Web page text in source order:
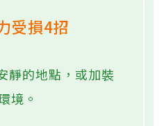
受損4招
靜的地點，或加裝
境。